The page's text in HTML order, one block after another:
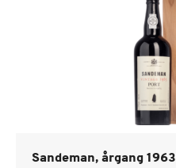
Sandeman, årgang 1963